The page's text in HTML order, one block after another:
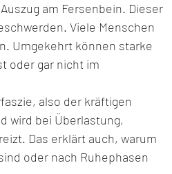
am Fersenbein. Dieser
Viele Menschen
Umgekehrt können starke
oder gar nicht im
also der kräftigen
wird bei Überlastung,
Das erklärt auch, warum
oder nach Ruhephasen